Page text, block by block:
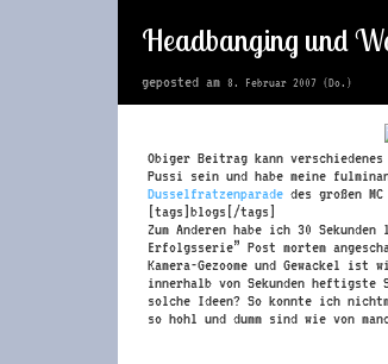
Headbanging und
geposted am 8. Februar 2007 (Do.)
Obiger Beitrag kann
Pussi sein und habe meine
Dusselfratzenparade des großen
[tags]blogs[/tags]
Zum Anderen habe ich 30
Erfolgsserie” Post mortem
Kamera-Gezoome und Gewackel
innerhalb von Sekunden heftigste
solche Ideen? So konnte ich
so hohl und dumm sind wie von